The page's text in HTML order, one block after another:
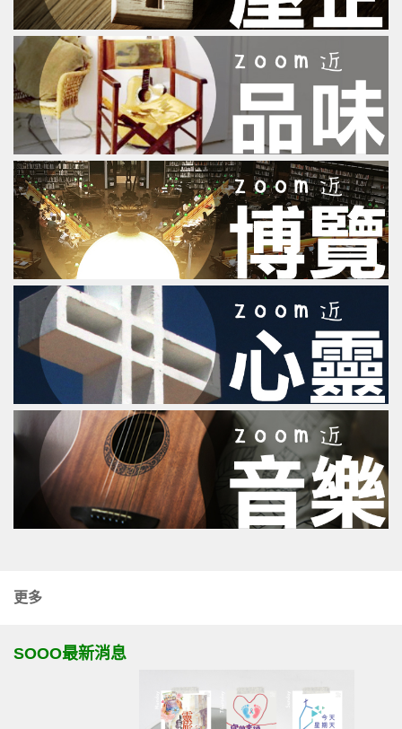
更多
SOOO最新消息